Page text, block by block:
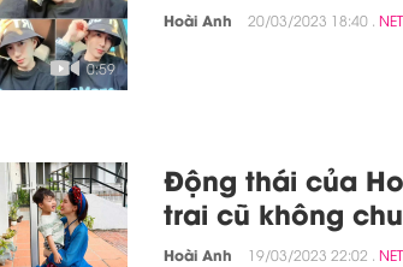
0:59
Hoài Anh 20/03/2023 18:40 .
Động thái của
trai cũ không
Hoài Anh 19/03/2023 22:02 .